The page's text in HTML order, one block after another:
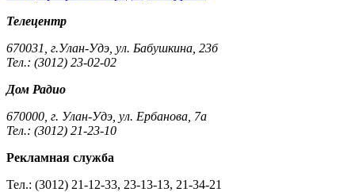
Телецентр
670031, г.Улан-Удэ, ул. Бабушкина, 23б
Тел.: (3012) 23-02-02
Дом Радио
670000, г. Улан-Удэ, ул. Ербанова, 7а
Тел.: (3012) 21-23-10
Рекламная служба
Тел.: (3012) 21-12-33, 23-13-13, 21-34-21